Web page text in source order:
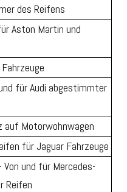
des Reifens
Aston Martin und
für Audi abgestimmter
auf Motorwohnwagen
für Jaguar Fahrzeuge
Von und für Mercedes-
Reifen